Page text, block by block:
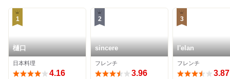
1
樋口
日本料理
4.16
2
sincere
フレンチ
3.96
3
l'elan
フレンチ
3.87